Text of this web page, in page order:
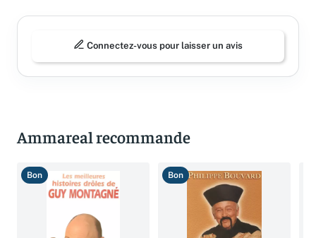
Connectez-vous pour laisser un avis
Ammareal recommande
Bon Bon